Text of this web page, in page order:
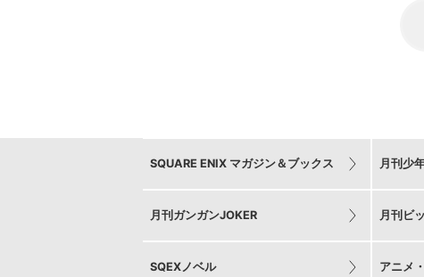
SQUARE ENIX マガジン＆ブックス 月刊少
月刊ガンガンJOKER 月刊ビ
SQEXノベル アニメ